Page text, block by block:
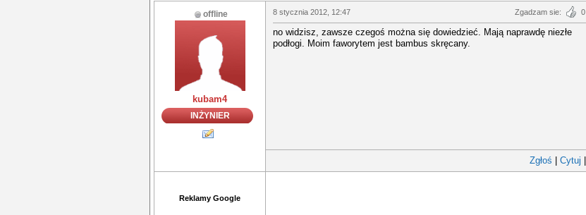
offline
kubam4
INŻYNIER
8 stycznia 2012, 12:47 Zgadzam sie: 0
no widzisz, zawsze czegoś można się dowiedzieć. Mają naprawdę niezłe
podłogi. Moim faworytem jest bambus skręcany.
Zgłoś Cytuj
Reklamy Google